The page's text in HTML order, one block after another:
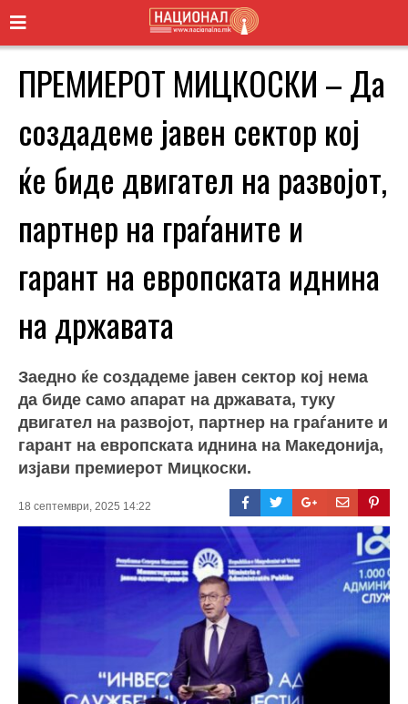
ПРЕМИЕРОТ МИЦКОСКИ – Да
создадеме јавен сектор кој
ќе биде двигател на развојот,
партнер на граѓаните и
гарант на европската иднина
на државата
Заедно ќе создадеме јавен сектор кој нема
да биде само апарат на државата, туку
двигател на развојот, партнер на граѓаните и
гарант на европската иднина на Македонија,
изјави премиерот Мицкоски.
18 септември, 2025 14:22